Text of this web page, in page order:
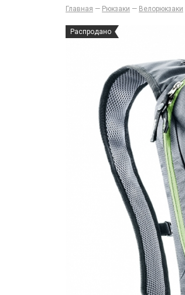
Главная — Рюкзаки — Велорюкзаки
Распродано